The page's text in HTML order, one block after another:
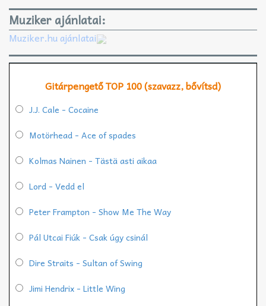
Muziker ajánlatai:
Muziker.hu ajánlatai
Gitárpengető TOP 100 (szavazz, bővítsd)
J.J. Cale - Cocaine
Motörhead - Ace of spades
Kolmas Nainen - Tästä asti aikaa
Lord - Vedd el
Peter Frampton - Show Me The Way
Pál Utcai Fiúk - Csak úgy csinál
Dire Straits - Sultan of Swing
Jimi Hendrix - Little Wing